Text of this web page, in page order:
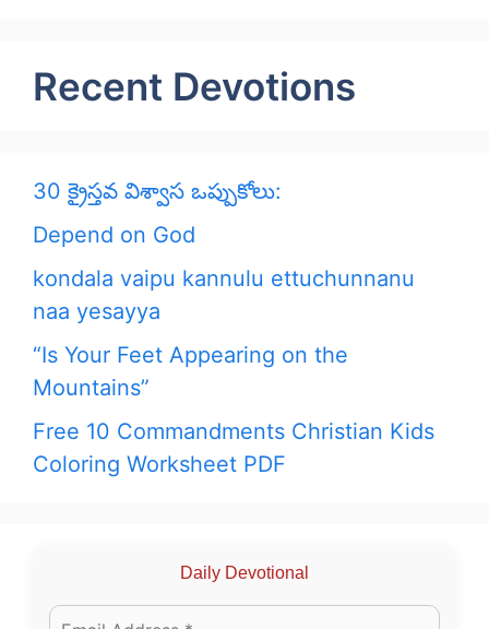
Recent Devotions
30 క్రైస్తవ విశ్వాస ఒప్పుకోలు:
Depend on God
kondala vaipu kannulu ettuchunnanu
naa yesayya
“Is Your Feet Appearing on the
Mountains”
Free 10 Commandments Christian Kids
Coloring Worksheet PDF
Daily Devotional